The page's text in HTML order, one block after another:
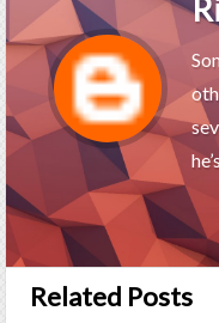
Related Posts